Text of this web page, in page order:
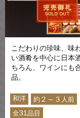
こだわりの珍味、味
い酒肴を中心に日本
ちろん、ワインにも
品。
和洋 約 ２～３ 人前
全31 品目